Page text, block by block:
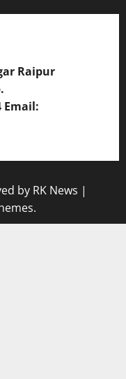
Raipur
Email:
by RK News |